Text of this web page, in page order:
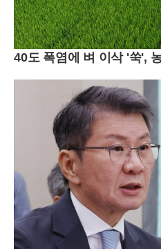
40도 폭염에 벼 이삭 '쑥',